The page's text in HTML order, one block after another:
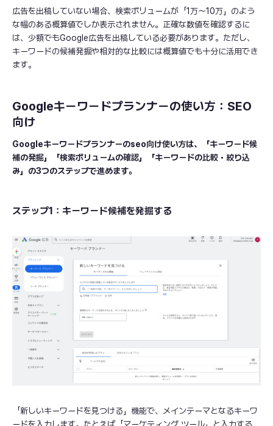
広告を出稿していない場合、検索ボリュームが「1万〜10万」のよう
な幅のある概算値でしか表示されません。正確な数値を確認するに
は、少額でもGoogle広告を出稿している必要があります。ただし、
キーワードの候補発掘や相対的な比較には概算値でも十分に活用でき
ます。
Googleキーワードプランナーの使い方：SEO
向け
Googleキーワードプランナーのseo向け使い方は、「キーワード候
補の発掘」「検索ボリュームの確認」「キーワードの比較・絞り込
み」の3つのステップで進めます。
ステップ1：キーワード候補を発掘する
「新しいキーワードを見つける」機能で、メインテーマとなるキーワ